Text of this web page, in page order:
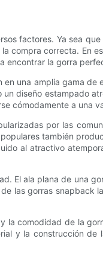
factores. Ya sea
compra correcta. En
encontrar la gorra
una amplia gama de
diseño estampado
cómodamente a una
por las
también
al atractivo
El ala plana de una
las gorras snapback
la comodidad de la
y la construcción de